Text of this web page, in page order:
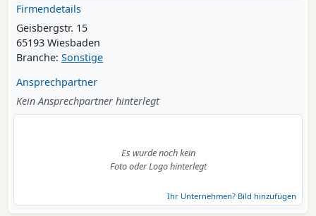
Firmendetails
Geisbergstr. 15
65193 Wiesbaden
Branche: Sonstige
Ansprechpartner
Kein Ansprechpartner hinterlegt
Es wurde noch kein
Foto oder Logo hinterlegt
Ihr Unternehmen? Bild hinzufügen